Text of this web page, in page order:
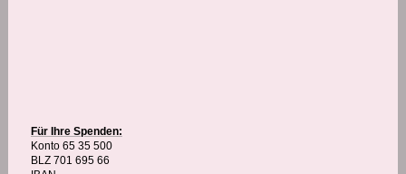
Für Ihre Spenden:
Konto 65 35 500
BLZ 701 695 66